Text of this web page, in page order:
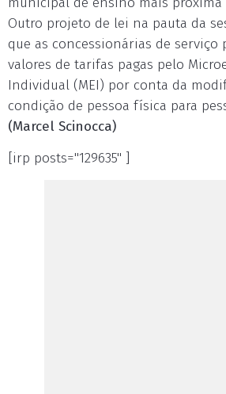
Outro projeto de lei na pauta da
que as concessionárias de serviço
valores de tarifas pagas pelo
Individual (MEI) por conta da
condição de pessoa física para
(Marcel Scinocca)
[irp posts="129635" ]